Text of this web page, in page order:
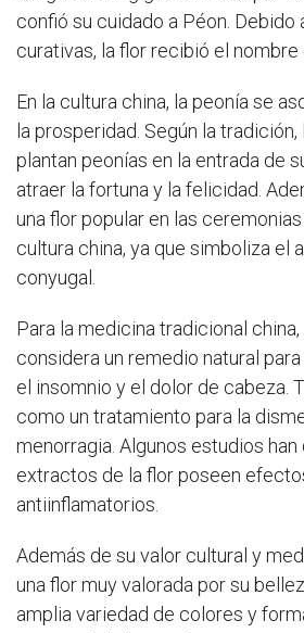
confió su cuidado a Péon. Debido
curativas, la flor recibió el nombre
En la cultura china, la peonía se
la prosperidad. Según la
plantan peonías en la entrada de
atraer la fortuna y la felicidad.
una flor popular en las
cultura china, ya que simboliza el
conyugal.
Para la medicina tradicional
considera un remedio natural
el insomnio y el dolor de cabeza.
como un tratamiento para la
menorragia. Algunos estudios
extractos de la flor poseen
antiinflamatorios.
Además de su valor cultural y
una flor muy valorada por su
amplia variedad de colores y